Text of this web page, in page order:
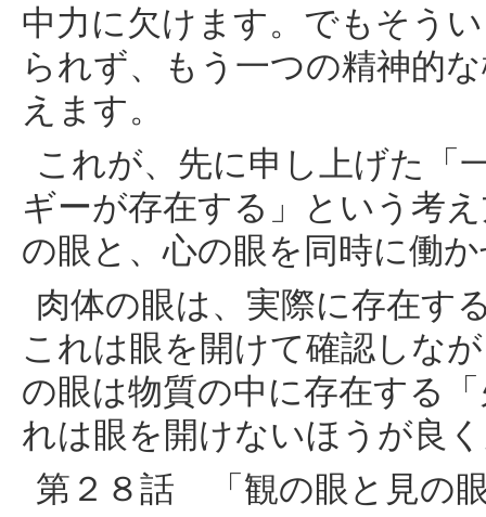
中力に欠けます。でもそう
られず、もう一つの精神的
えます。
これが、先に申し上げた「
ギーが存在する」という考
の眼と、心の眼を同時に働
肉体の眼は、実際に存在す
これは眼を開けて確認しな
の眼は物質の中に存在する
れは眼を開けないほうが良
第２８話 「観の眼と見の